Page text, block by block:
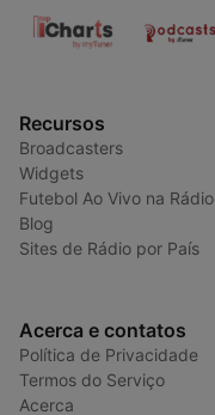
Recursos
Broadcasters
Widgets
Futebol Ao Vivo na Rádio
Blog
Sites de Rádio por País
Acerca e contatos
Política de Privacidade
Termos do Serviço
Acerca